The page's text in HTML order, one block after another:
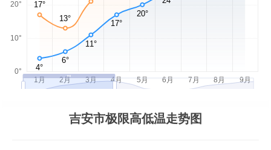
吉安市极限高低温走势图